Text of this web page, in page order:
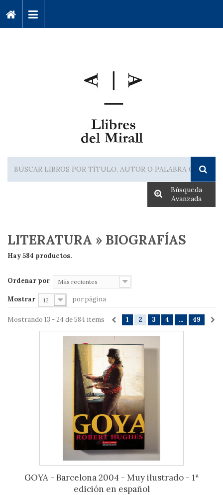
Búsqueda
Avanzada
LITERATURA » BIOGRAFÍAS
Hay 584 productos.
Ordenar por Más recientes
Mostrar 12 por página
1 2 3 4 ... 49
Mostrando 13 - 24 de 584 items
GOYA - Barcelona 2004 - Muy ilustrado - 1ª
edición en español